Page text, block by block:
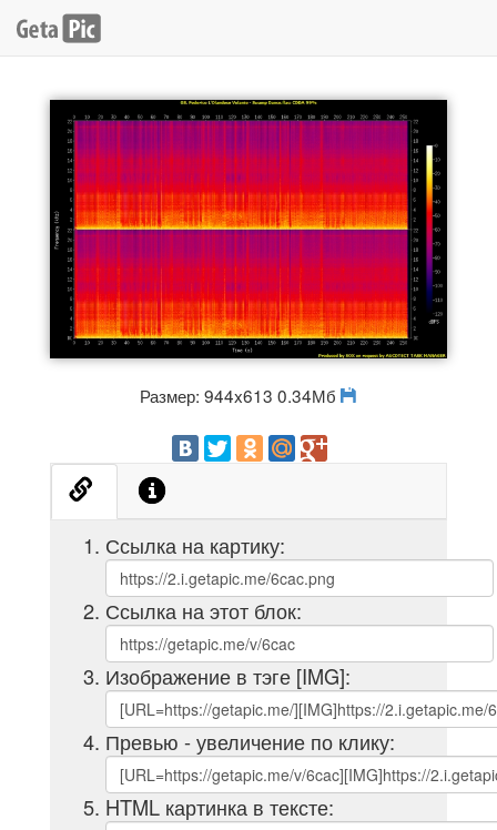
Размер: 944x613 0.34Мб
Ссылка на картику:
Ссылка на этот блок:
Изображение в тэге [IMG]:
Превью - увеличение по клику:
HTML картинка в тексте: